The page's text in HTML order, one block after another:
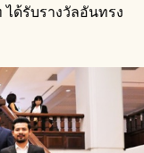
ด้รับรางวัลอันทรง